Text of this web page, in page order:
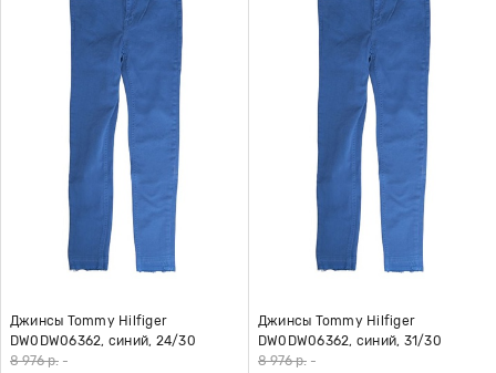
Джинсы Tommy Hilfiger
DW0DW06362, синий, 24/30
8 976 р. -
Джинсы Tommy Hilfiger
DW0DW06362, синий, 31/30
8 976 р. -